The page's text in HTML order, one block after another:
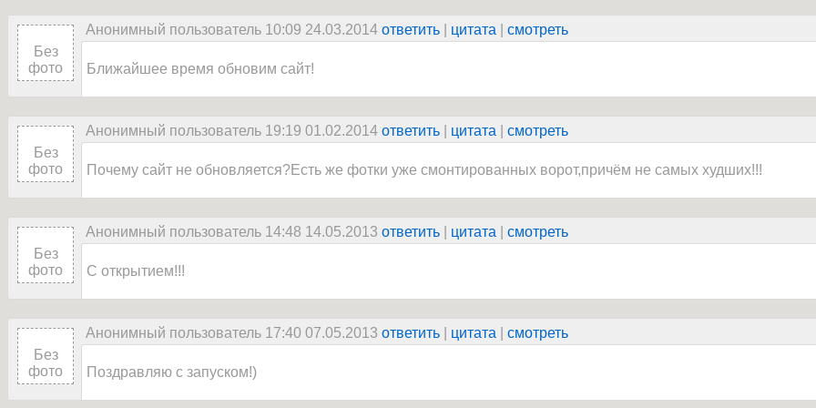
Без
фото
Анонимный пользователь 10:09 24.03.2014 ответить цитата смотреть
Ближайшее время обновим сайт!
Без
фото
Анонимный пользователь 19:19 01.02.2014 ответить цитата смотреть
Почему сайт не обновляется?Есть же фотки уже смонтированных ворот,причём не самых худших!!!
Без
фото
Анонимный пользователь 14:48 14.05.2013 ответить цитата смотреть
С открытием!!!
Без
фото
Анонимный пользователь 17:40 07.05.2013 ответить цитата смотреть
Поздравляю с запуском!)